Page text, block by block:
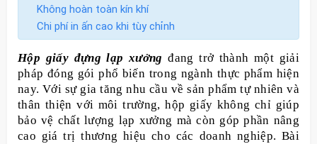
Không hoàn toàn kín khí
Chi phí in ấn cao khi tùy chỉnh
Hộp giấy đựng lạp xưởng đang trở thành một giải
pháp đóng gói phổ biến trong ngành thực phẩm hiện
nay. Với sự gia tăng nhu cầu về sản phẩm tự nhiên và
thân thiện với môi trường, hộp giấy không chỉ giúp
bảo vệ chất lượng lạp xưởng mà còn góp phần nâng
cao giá trị thương hiệu cho các doanh nghiệp. Bài